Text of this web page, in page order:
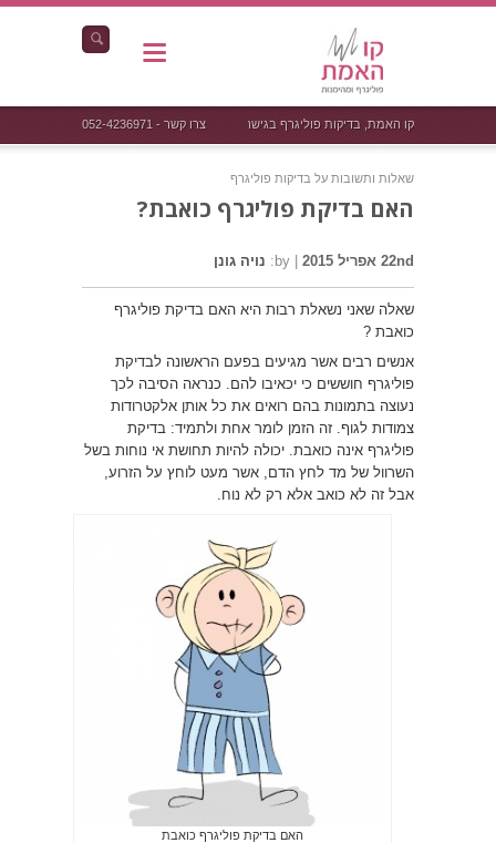
קו האמת, בדיקות פוליגרף בגישה אחרת צרו קשר - 052-4236971
שאלות ותשובות על בדיקות פוליגרף
האם בדיקת פוליגרף כואבת?
22nd אפריל 2015 by: נויה גונן
שאלה שאני נשאלת רבות היא האם בדיקת פוליגרף
כואבת ?
אנשים רבים אשר מגיעים בפעם הראשונה לבדיקת
פוליגרף חוששים כי יכאיבו להם. כנראה הסיבה לכך
נעוצה בתמונות בהם רואים את כל אותן אלקטרודות
צמודות לגוף. זה הזמן לומר אחת ולתמיד: בדיקת
פוליגרף אינה כואבת. יכולה להיות תחושת אי נוחות בשל
השרוול של מד לחץ הדם, אשר מעט לוחץ על הזרוע,
אבל זה לא כואב אלא רק לא נוח.
האם בדיקת פוליגרף כואבת